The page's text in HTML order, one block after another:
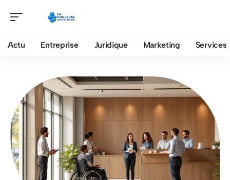
Actu Entreprise Juridique Marketing Services